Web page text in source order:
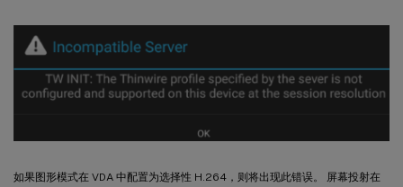
如果图形模式在 VDA 中配置为选择性 H.264，则将出现此错误。 屏幕投射在